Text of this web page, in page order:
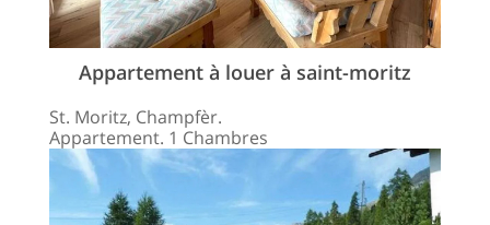
Appartement à louer à saint-moritz
St. Moritz, Champfèr.
Appartement. 1 Chambres